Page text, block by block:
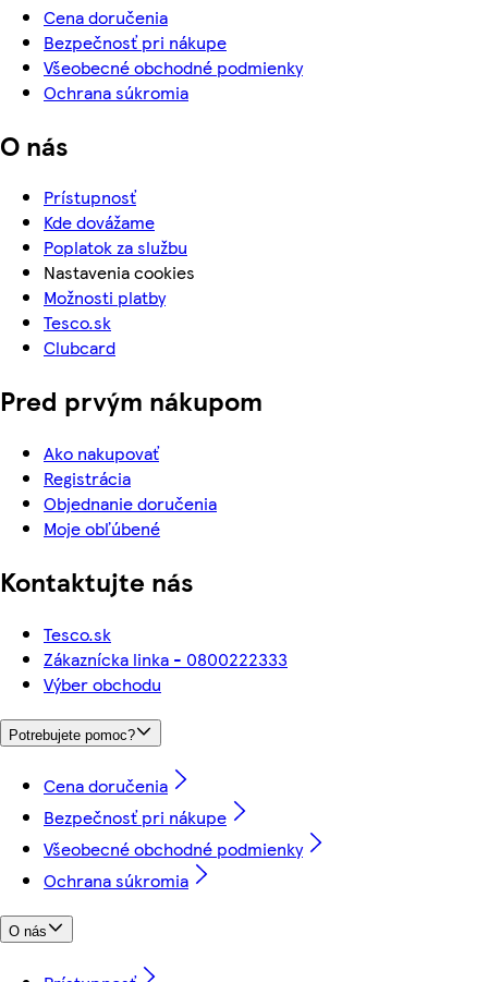
Cena doručenia
Bezpečnosť pri nákupe
Všeobecné obchodné podmienky
Ochrana súkromia
O nás
Prístupnosť
Kde dovážame
Poplatok za službu
Nastavenia cookies
Možnosti platby
Tesco.sk
Clubcard
Pred prvým nákupom
Ako nakupovať
Registrácia
Objednanie doručenia
Moje obľúbené
Kontaktujte nás
Tesco.sk
Zákaznícka linka - 0800222333
Výber obchodu
Potrebujete pomoc?
Cena doručenia
Bezpečnosť pri nákupe
Všeobecné obchodné podmienky
Ochrana súkromia
O nás